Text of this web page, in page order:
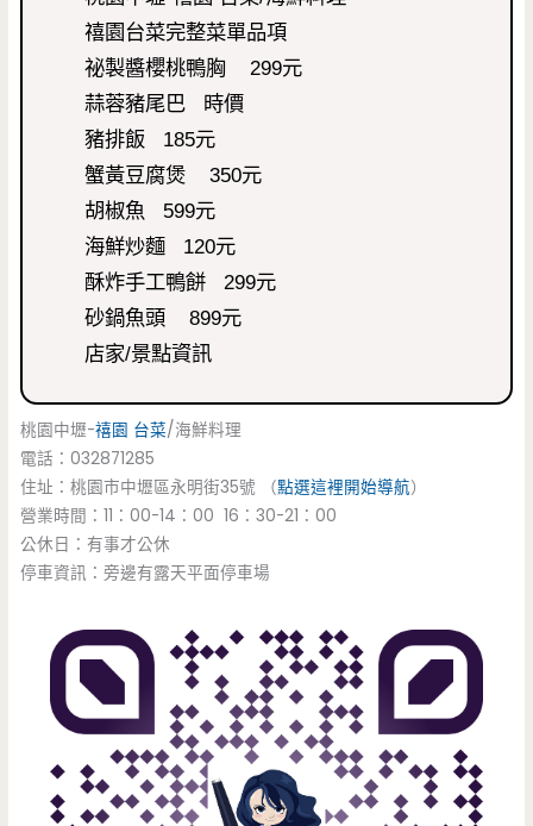
禧園台菜完整菜單品項
祕製醬櫻桃鴨胸 299元
蒜蓉豬尾巴 時價
豬排飯 185元
蟹黃豆腐煲 350元
胡椒魚 599元
海鮮炒麵 120元
酥炸手工鴨餅 299元
砂鍋魚頭 899元
店家/景點資訊
桃園中壢-禧園 台菜/海鮮料理
電話：032871285
住址：桃園市中壢區永明街35號 （點選這裡開始導航）
營業時間：11：00-14：00 16：30-21：00
公休日：有事才公休
停車資訊：旁邊有露天平面停車場